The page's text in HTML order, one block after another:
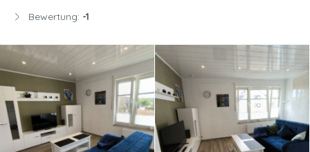
Bewertung: -1